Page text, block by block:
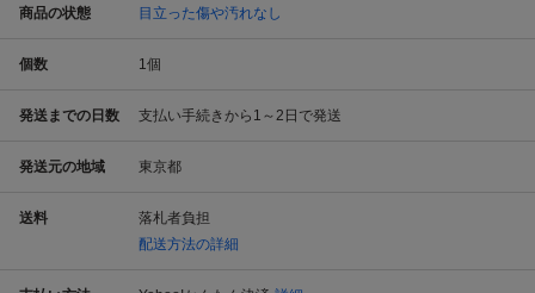
商品の状態 目立った傷や汚れなし
個数 1個
発送までの日数 支払い手続きから1～2日で発送
発送元の地域 東京都
送料
落札者負担
配送方法の詳細